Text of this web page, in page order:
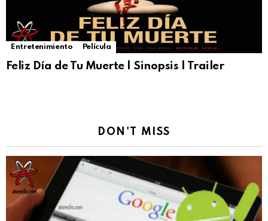
Entretenimiento Película
Feliz Día de Tu Muerte | Sinopsis | Trailer
DON'T MISS